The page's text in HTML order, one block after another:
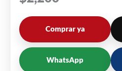
Comprar ya
WhatsApp